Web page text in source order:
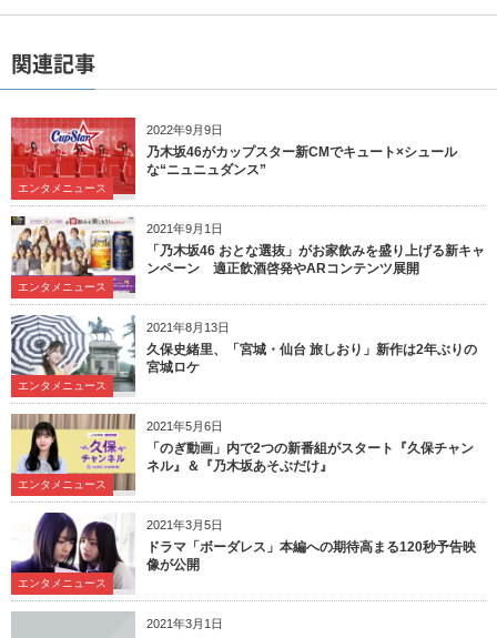
関連記事
2022年9月9日
エンタメニュース
乃木坂46がカップスター新CMでキュート×シュール
な“ニュニュダンス”
2021年9月1日
エンタメニュース
「乃木坂46 おとな選抜」がお家飲みを盛り上げる新キャ
ンペーン 適正飲酒啓発やARコンテンツ展開
2021年8月13日
エンタメニュース
久保史緒里、「宮城・仙台 旅しおり」新作は2年ぶりの
宮城ロケ
2021年5月6日
エンタメニュース
「のぎ動画」内で2つの新番組がスタート『久保チャン
ネル』＆『乃木坂あそぶだけ』
2021年3月5日
エンタメニュース
ドラマ「ボーダレス」本編への期待高まる120秒予告映
像が公開
2021年3月1日